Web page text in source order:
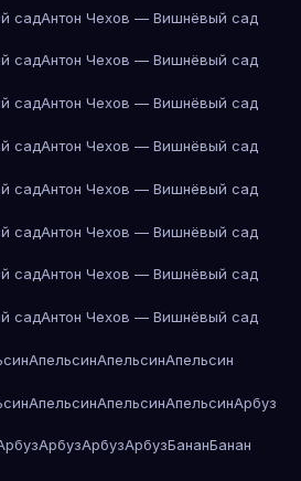
садАнтон Чехов — Вишнёвый сад
садАнтон Чехов — Вишнёвый сад
садАнтон Чехов — Вишнёвый сад
садАнтон Чехов — Вишнёвый сад
садАнтон Чехов — Вишнёвый сад
садАнтон Чехов — Вишнёвый сад
садАнтон Чехов — Вишнёвый сад
садАнтон Чехов — Вишнёвый сад
АпельсинАпельсинАпельсин
АпельсинАпельсинАпельсинАрбуз
АрбузАрбузАрбузБананБанан